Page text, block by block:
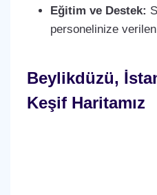
Eğitim ve Destek:
personelinize
Beylikdüzü,
Keşif Haritamız